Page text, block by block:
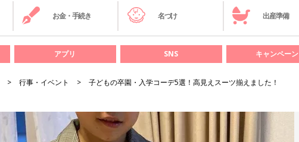
お金・手続き 名づけ 出産準備
アプリ SNS キャンペーン
行事・イベント 子どもの卒園・入学コーデ5選！高見えスーツ揃えました！